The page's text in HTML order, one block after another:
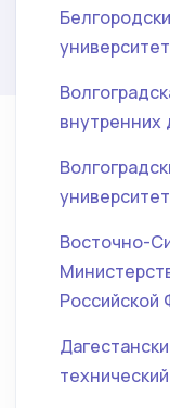
университет
внутренних
университет
Восточно-
Российской